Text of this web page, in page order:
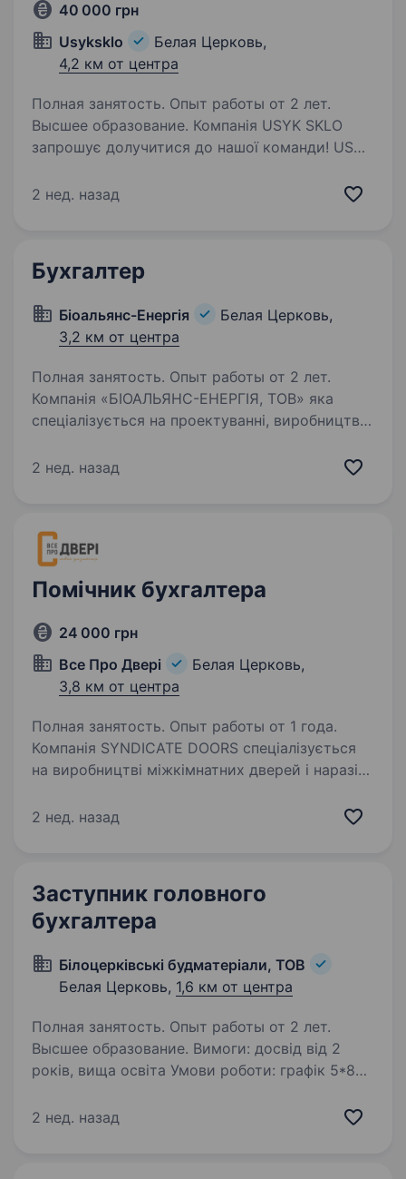
40 000 грн
Usyksklo
Белая Церковь,
4,2 км от центра
Полная занятость. Опыт работы от 2 лет.
Высшее образование. Компанія USYK SKLO
запрошує долучитися до нашої команди! USYK
заснована Олександром Усиком
2 нед. назад
Бухгалтер
Біоальянс-Енергія
Белая Церковь,
3,2 км от центра
Полная занятость. Опыт работы от 2 лет.
Компанія «БІОАЛЬЯНС-ЕНЕРГІЯ, ТОВ» яка
спеціалізується на проектуванні, виробництві,
Працюємо над енергоефективними рішеннями
2 нед. назад
Помічник бухгалтера
24 000 грн
Все Про Двері
Белая Церковь,
3,8 км от центра
Полная занятость. Опыт работы от 1 года.
Компанія SYNDICATE DOORS спеціалізується
на виробництві міжкімнатних дверей і наразі
первинної бухгалтерської документації на
2 нед. назад
Заступник головного
бухгалтера
Білоцерківські будматеріали, ТОВ
Белая Церковь, 1,6 км от центра
Полная занятость. Опыт работы от 2 лет.
Высшее образование. Вимоги: досвід від 2
років, вища освіта Умови роботи: графік 5*8
контролює їх роботу — відповідно
2 нед. назад